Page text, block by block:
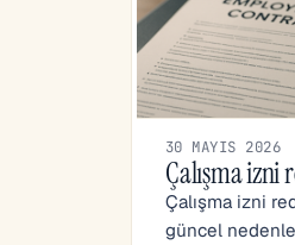
30 MAYIS 2026
Çalışma izni
Çalışma izni
güncel